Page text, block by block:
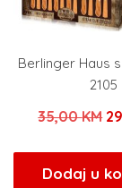
Berlinger Haus
2105
35,00KM
Dodaj u